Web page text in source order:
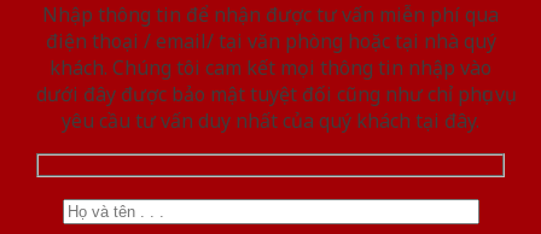
Nhập thông tin để nhận được tư vấn miễn phí qua
điện thoại / email/ tại văn phòng hoặc tại nhà quý
khách. Chúng tôi cam kết mọi thông tin nhập vào
dưới đây được bảo mật tuyệt đối cũng như chỉ phục vụ
yêu cầu tư vấn duy nhất của quý khách tại đây.